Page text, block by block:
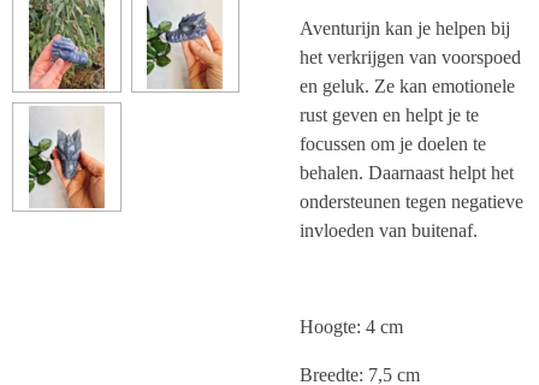
Aventurijn kan je helpen bij
het verkrijgen van voorspoed
en geluk. Ze kan emotionele
rust geven en helpt je te
focussen om je doelen te
behalen. Daarnaast helpt het
ondersteunen tegen negatieve
invloeden van buitenaf.
Hoogte: 4 cm
Breedte: 7,5 cm